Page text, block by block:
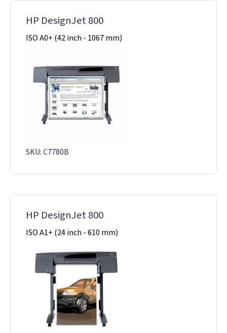
HP DesignJet 800
ISO A0+ (42 inch - 1067 mm)
SKU: C7780B
HP DesignJet 800
ISO A1+ (24 inch - 610 mm)